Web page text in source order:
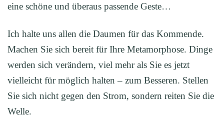
eine schöne und überaus passende Geste…
Ich halte uns allen die Daumen für das Kommende.
Machen Sie sich bereit für Ihre Metamorphose. Dinge
werden sich verändern, viel mehr als Sie es jetzt
vielleicht für möglich halten – zum Besseren. Stellen
Sie sich nicht gegen den Strom, sondern reiten Sie die
Welle.